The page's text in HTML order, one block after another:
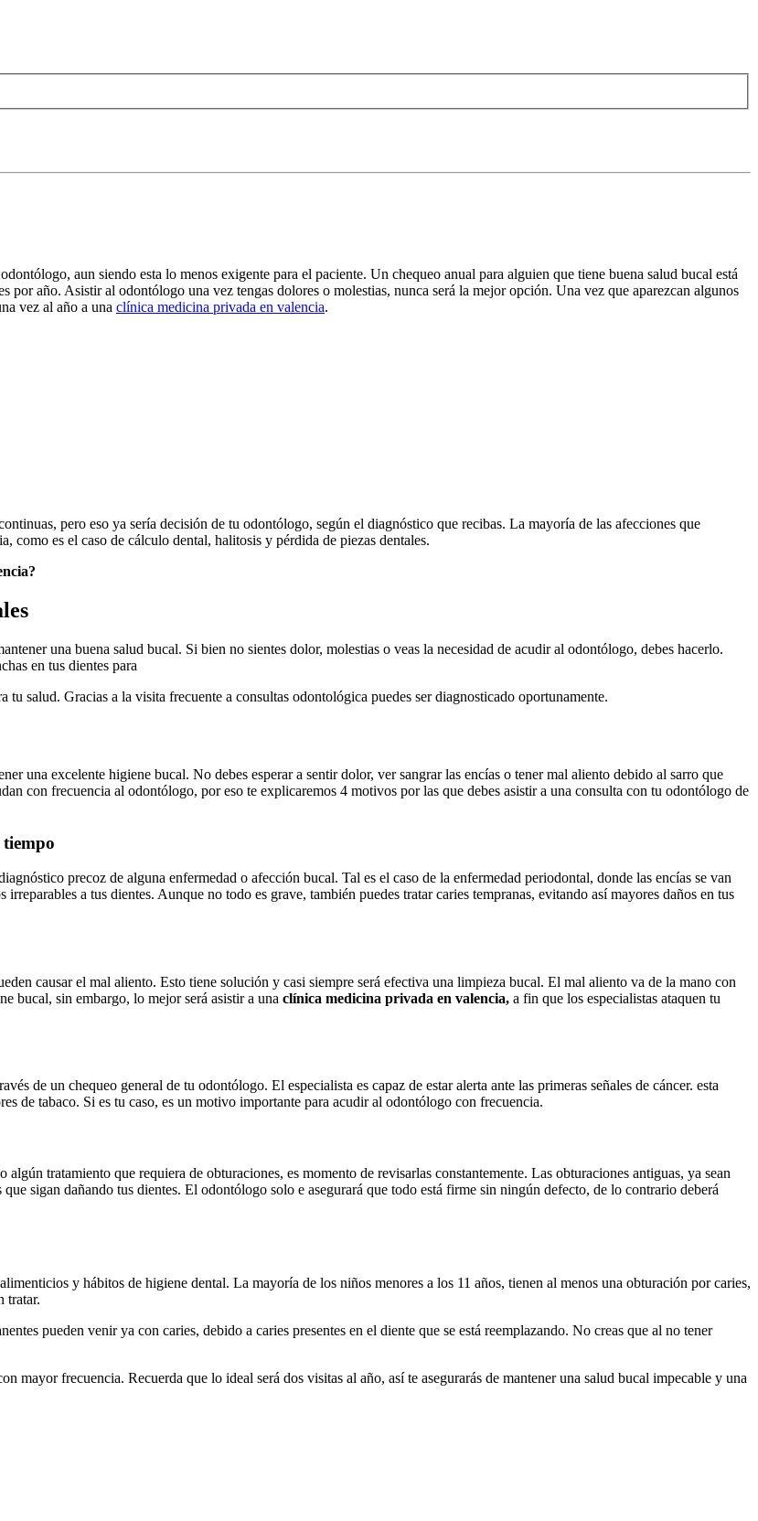
aun siendo esta lo menos exigente para el paciente. Un chequeo anual para alguien que tiene buena salud bucal está
por año. Asistir al odontólogo una vez tengas dolores o molestias, nunca será la mejor opción. Una vez que aparezcan algunos
vez al año a una clínica medicina privada en valencia.
pero eso ya sería decisión de tu odontólogo, según el diagnóstico que recibas. La mayoría de las afecciones que
como es el caso de cálculo dental, halitosis y pérdida de piezas dentales.
una buena salud bucal. Si bien no sientes dolor, molestias o veas la necesidad de acudir al odontólogo, debes hacerlo.
en tus dientes para
salud. Gracias a la visita frecuente a consultas odontológica puedes ser diagnosticado oportunamente.
una excelente higiene bucal. No debes esperar a sentir dolor, ver sangrar las encías o tener mal aliento debido al sarro que
con frecuencia al odontólogo, por eso te explicaremos 4 motivos por las que debes asistir a una consulta con tu odontólogo de
precoz de alguna enfermedad o afección bucal. Tal es el caso de la enfermedad periodontal, donde las encías se van
a tus dientes. Aunque no todo es grave, también puedes tratar caries tempranas, evitando así mayores daños en tus
causar el mal aliento. Esto tiene solución y casi siempre será efectiva una limpieza bucal. El mal aliento va de la mano con
bucal, sin embargo, lo mejor será asistir a una clínica medicina privada en valencia, a fin que los especialistas ataquen tu
de un chequeo general de tu odontólogo. El especialista es capaz de estar alerta ante las primeras señales de cáncer. esta
de tabaco. Si es tu caso, es un motivo importante para acudir al odontólogo con frecuencia.
tratamiento que requiera de obturaciones, es momento de revisarlas constantemente. Las obturaciones antiguas, ya sean
sigan dañando tus dientes. El odontólogo solo e asegurará que todo está firme sin ningún defecto, de lo contrario deberá
y hábitos de higiene dental. La mayoría de los niños menores a los 11 años, tienen al menos una obturación por caries,
tratar.
pueden venir ya con caries, debido a caries presentes en el diente que se está reemplazando. No creas que al no tener
mayor frecuencia. Recuerda que lo ideal será dos visitas al año, así te asegurarás de mantener una salud bucal impecable y una